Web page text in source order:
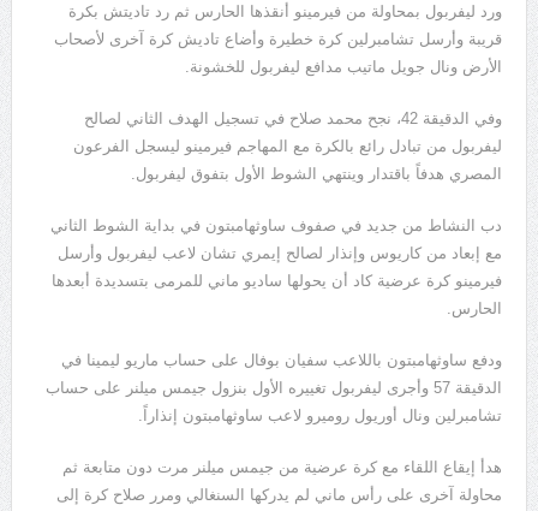
ورد ليفربول بمحاولة من فيرمينو أنقذها الحارس ثم رد تاديتش بكرة
قريبة وأرسل تشامبرلين كرة خطيرة وأضاع تاديش كرة آخرى لأصحاب
الأرض ونال جويل ماتيب مدافع ليفربول للخشونة.
وفي الدقيقة 42، نجح محمد صلاح في تسجيل الهدف الثاني لصالح
ليفربول من تبادل رائع بالكرة مع المهاجم فيرمينو ليسجل الفرعون
المصري هدفاً باقتدار وينتهي الشوط الأول بتفوق ليفربول.
دب النشاط من جديد في صفوف ساوثهامبتون في بداية الشوط الثاني
مع إبعاد من كاريوس وإنذار لصالح إيمري تشان لاعب ليفربول وأرسل
فيرمينو كرة عرضية كاد أن يحولها ساديو ماني للمرمى بتسديدة أبعدها
الحارس.
ودفع ساوثهامبتون باللاعب سفيان بوفال على حساب ماريو ليمينا في
الدقيقة 57 وأجرى ليفربول تغييره الأول بنزول جيمس ميلنر على حساب
تشامبرلين ونال أوريول روميرو لاعب ساوثهامبتون إنذاراً.
هدأ إيقاع اللقاء مع كرة عرضية من جيمس ميلنر مرت دون متابعة ثم
محاولة آخرى على رأس ماني لم يدركها السنغالي ومرر صلاح كرة إلى